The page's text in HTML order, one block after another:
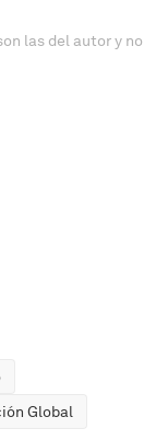
las del autor y no
Global